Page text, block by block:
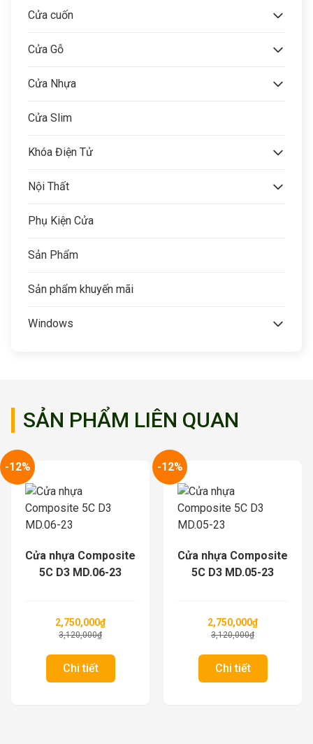
Cửa cuốn
Cửa Gỗ
Cửa Nhựa
Cửa Slim
Khóa Điện Tử
Nội Thất
Phụ Kiện Cửa
Sản Phẩm
Sản phẩm khuyến mãi
Windows
SẢN PHẨM LIÊN QUAN
-12%
Cửa nhựa Composite
5C D3 MD.05-23
2,750,000₫
3,120,000₫
Chi tiết
-12%
Cửa nhựa Composite
5C D3 MD.03-23
2,750,000₫
3,120,000₫
Chi tiết